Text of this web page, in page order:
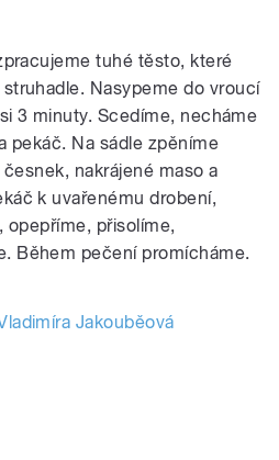
tuhé těsto, které
Nasypeme do vroucí
3 minuty. Scedíme, necháme
pekáč. Na sádle zpěníme
nakrájené maso a
k uvařenému drobení,
opepříme, přisolíme,
Během pečení promícháme.
Jakouběová